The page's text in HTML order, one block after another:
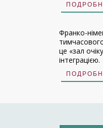
Франко-
це «зал
інтеграцією.